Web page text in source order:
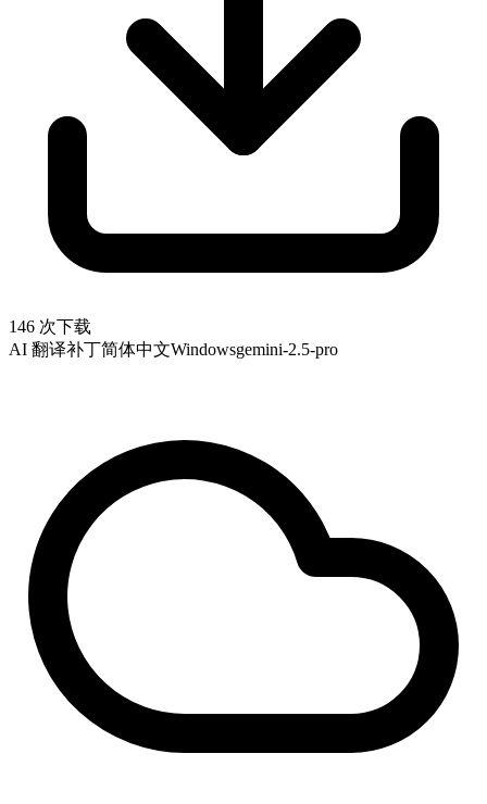
146 次下载
AI 翻译补丁简体中文Windowsgemini-2.5-pro